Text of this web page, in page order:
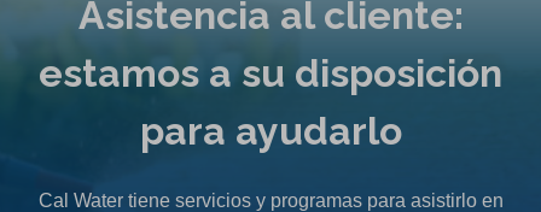
Asistencia al cliente:
estamos a su disposición
para ayudarlo
Cal Water tiene servicios y programas para asistirlo en